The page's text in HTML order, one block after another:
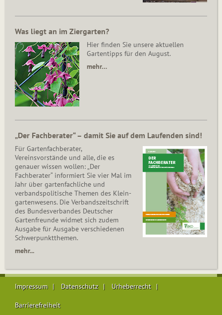
Was liegt an im Ziergarten?
Hier finden Sie unsere aktuellen
Gartentipps für den August.
mehr…
„Der Fachberater“ – damit Sie auf dem Laufenden sind!
Für Gartenfachberater,
Vereinsvorstände und alle, die es
genauer wissen wollen: „Der
Fachberater“ informiert Sie vier Mal im
Jahr über gartenfachliche und
verbandspolitische Themen des Klein­
gar­ten­wesens. Die Ver­bands­zeit­schrift
des Bun­des­ver­ban­des Deutscher
Gartenfreunde widmet sich zudem
Ausgabe für Ausgabe verschiedenen
Schwer­punkt­the­men.
mehr...
Impressum Datenschutz Urheberrecht
Barrierefreiheit